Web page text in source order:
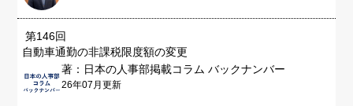
第146回
自動車通勤の非課税限度額の変更
著：日本の人事部掲載コラム バックナンバー
26年07月更新